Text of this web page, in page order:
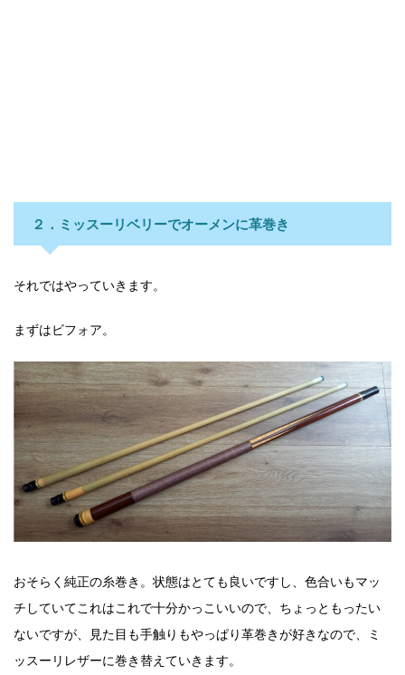
２．ミッスーリベリーでオーメンに革巻き
それではやっていきます。
まずはビフォア。
おそらく純正の糸巻き。状態はとても良いですし、色合いもマッ
チしていてこれはこれで十分かっこいいので、ちょっともったい
ないですが、見た目も手触りもやっぱり革巻きが好きなので、ミ
ッスーリレザーに巻き替えていきます。